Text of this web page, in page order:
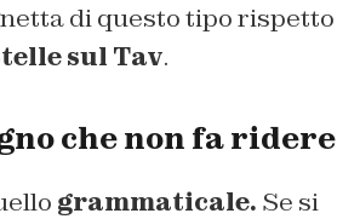
di questo tipo rispetto
sul Tav.
che non fa ridere
grammaticale. Se si